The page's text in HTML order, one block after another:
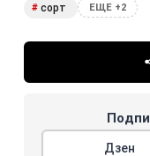
# сорт ЕЩЕ +2
Дзен